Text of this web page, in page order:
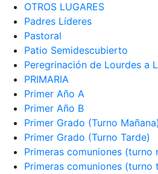
OTROS LUGARES
Padres Líderes
Pastoral
Patio Semidescubierto
Peregrinación de Lourdes a
PRIMARIA
Primer Año A
Primer Año B
Primer Grado (Turno Mañana)
Primer Grado (Turno Tarde)
Primeras comuniones (turno
Primeras comuniones (turno